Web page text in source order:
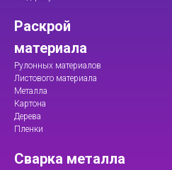
Раскрой
материала
Рулонных материалов
Листового материала
Металла
Картона
Дерева
Пленки
Сварка металла